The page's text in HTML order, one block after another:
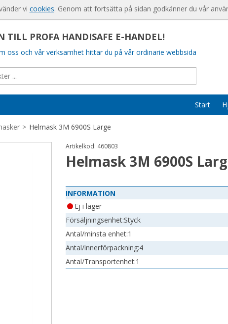
vi cookies. Genom att fortsätta på sidan godkänner du vår
TILL PROFA HANDISAFE E-HANDEL!
oss och vår verksamhet hittar du på vår ordinarie webbsida
Start
Så handlar
Mitt konto
Säkerhet &
> Helmask 3M 6900S Large
Helmask 3M 6900S
INFORMATION
Ej i lager
Försäljningsenhet:Styck
Antal/minsta enhet:1
Antal/innerförpackning:4
Antal/Transportenhet:1
Artikelkod: 460803